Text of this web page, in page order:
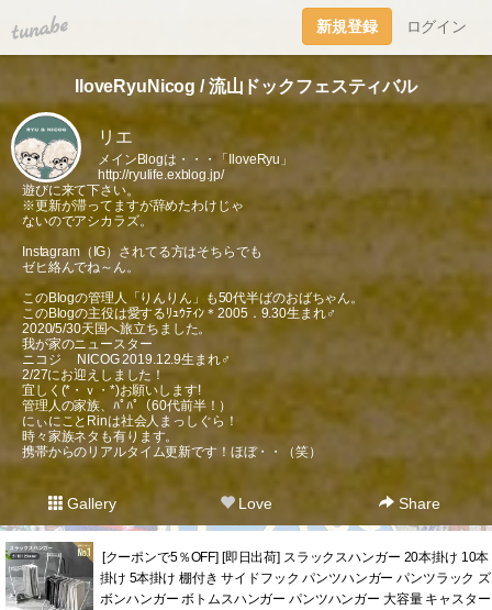
tuna.be 新規登録 ログイン
IloveRyuNicog / 流山ドックフェスティバル
リエ
メインBlogは・・・「IloveRyu」
http://ryulife.exblog.jp/
遊びに来て下さい。
※更新が滞ってますが辞めたわけじゃ
ないのでアシカラズ。
Instagram（IG）されてる方はそちらでも
ゼヒ絡んでね～ん。
このBlogの管理人「りんりん」も50代半ばのおばちゃん。
このBlogの主役は愛するﾘｭｳﾃｨﾝ＊2005．9.30生まれ♂
2020/5/30天国へ旅立ちました。
我が家のニュースター
ニコジ NICOG 2019.12.9生まれ♂
2/27にお迎えしました！
宜しく(*・ｖ・*)お願いします!
管理人の家族、ﾊﾟﾊﾟ（60代前半！）
にぃにことRinは社会人まっしぐら！
時々家族ネタも有ります。
携帯からのリアルタイム更新です！ほぼ・・（笑）
Gallery Love Share
[クーポンで5％OFF] [即日出荷] スラックスハンガー 20本掛け 10本
掛け 5本掛け 棚付き サイドフック パンツハンガー パンツラック ズ
ボンハンガー ボトムスハンガー パンツハンガー 大容量 キャスター